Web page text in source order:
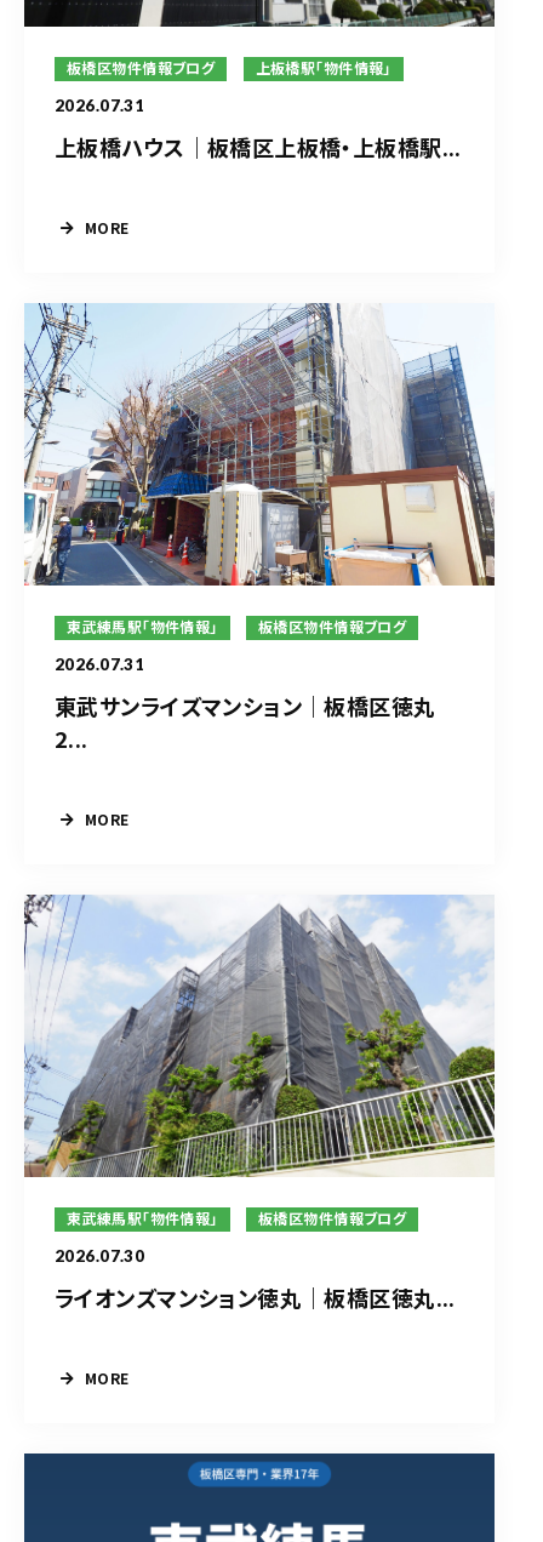
板橋区物件情報ブログ 上板橋駅「物件情報」
2026.07.31
上板橋ハウス｜板橋区上板橋・上板橋駅...
MORE
東武練馬駅「物件情報」 板橋区物件情報ブログ
2026.07.31
東武サンライズマンション｜板橋区徳丸
2...
MORE
東武練馬駅「物件情報」 板橋区物件情報ブログ
2026.07.30
ライオンズマンション徳丸｜板橋区徳丸...
MORE